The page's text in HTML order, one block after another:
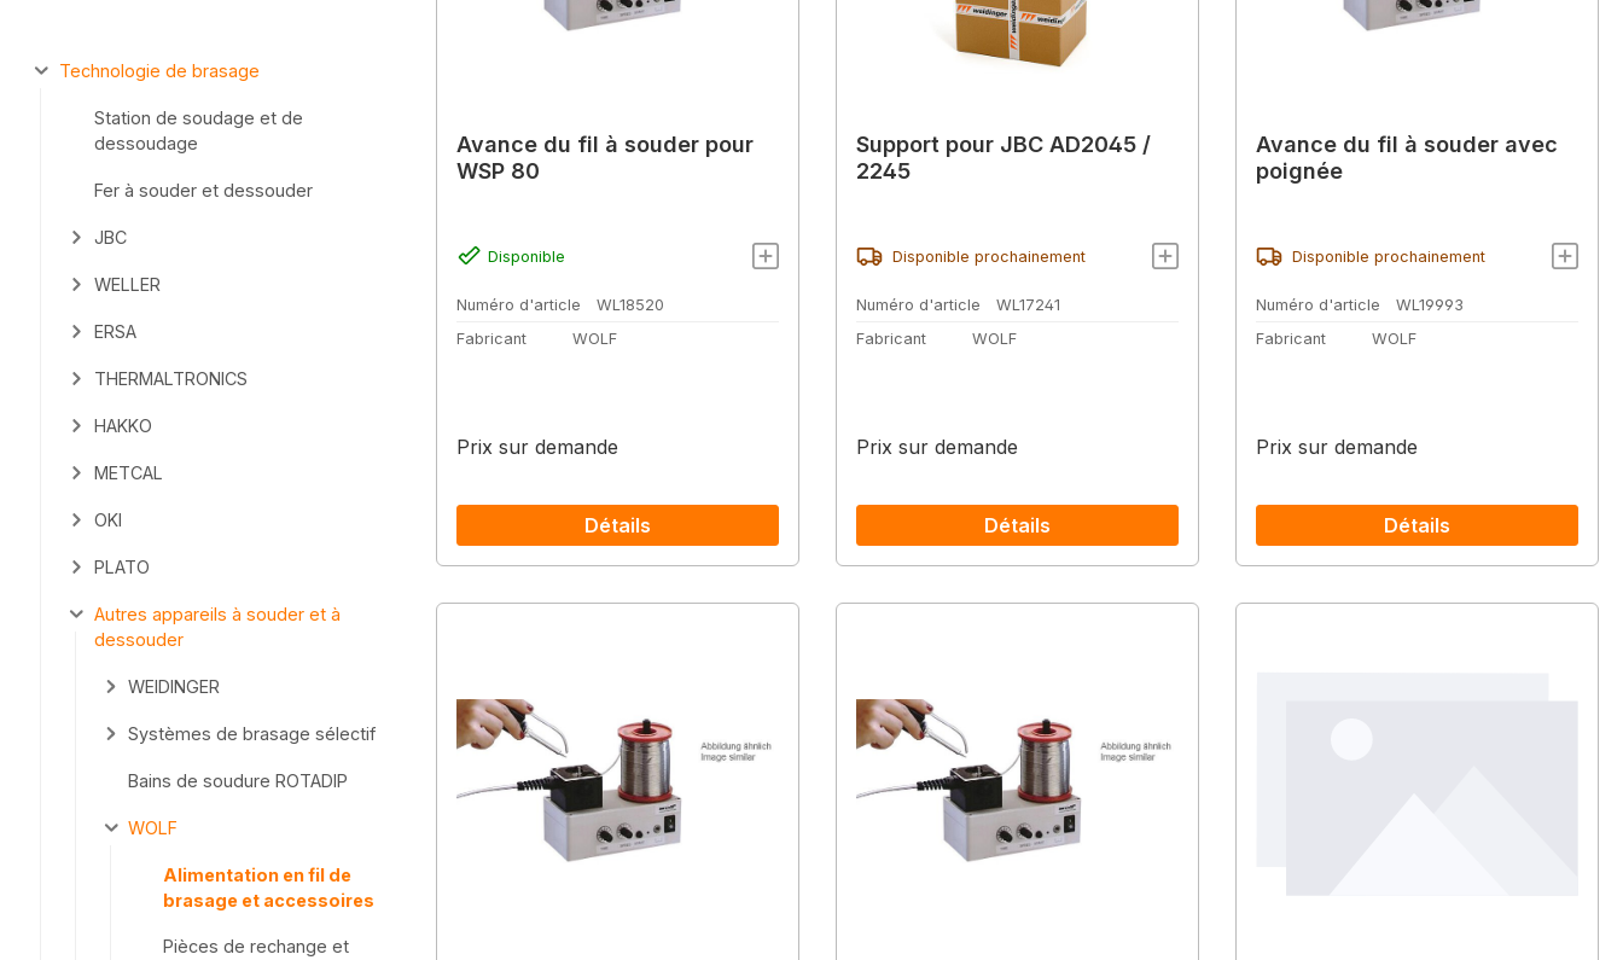
Technologie de brasage
Station de soudage et de
dessoudage
Fer à souder et dessouder
JBC
WELLER
ERSA
THERMALTRONICS
HAKKO
METCAL
OKI
PLATO
Autres appareils à souder et à
dessouder
WEIDINGER
Systèmes de brasage sélectif
Bains de soudure ROTADIP
WOLF
Alimentation en fil de
brasage et accessoires
Pièces de rechange et
Avance du fil à souder pour
WSP 80
Disponible
Numéro d'article
WL18520
Fabricant
WOLF
Prix sur demande
Détails
Support pour JBC AD2045 /
2245
Disponible prochainement
Numéro d'article
WL17241
Fabricant
WOLF
Prix sur demande
Détails
Avance du fil à souder avec
poignée
Disponible prochainement
Numéro d'article
WL19993
Fabricant
WOLF
Prix sur demande
Détails